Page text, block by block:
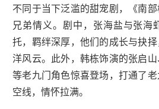
不同于当下泛滥的甜宠剧，《南
兄弟情义。剧中，张海盐与张海
托，羁绊深厚，他们的成长与抉
洋风云。此外，韩栋饰演的张启
等老九门角色惊喜登场，打通了
空线，情怀拉满。